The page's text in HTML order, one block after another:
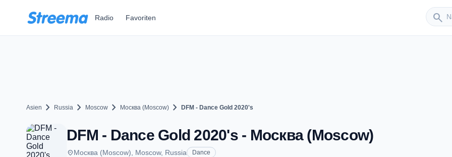
Radio Favoriten search
Sender
Asien chevron_right Russia chevron_right Moscow chevron_right Москва (Moscow) chevron_right DFM - Dance Gold 2020's
DFM - Dance Gold 2020's - Москва (Moscow)
placeМосква (Moscow), Moscow, Russia Dance